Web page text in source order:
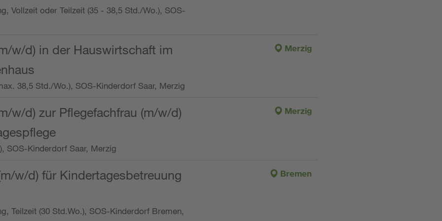
Vollzeit oder Teilzeit (35 - 38,5 Std./Wo.), SOS-
w/d) in der Hauswirtschaft im
38,5 Std./Wo.), SOS-Kinderdorf Saar, Merzig
Merzig
w/d) zur Pflegefachfrau (m/w/d)
SOS-Kinderdorf Saar, Merzig
Merzig
w/d) für Kindertagesbetreuung
Teilzeit (30 Std.Wo.), SOS-Kinderdorf Bremen,
Bremen